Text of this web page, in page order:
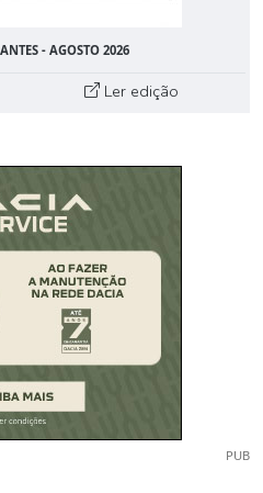
- AGOSTO 2026
Ler edição
PUB